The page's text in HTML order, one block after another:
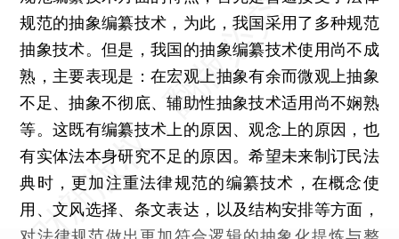
规范的抽象编纂技术，为此，我国采用了多种规范
抽象技术。但是，我国的抽象编纂技术使用尚不成
熟，主要表现是：在宏观上抽象有余而微观上抽象
不足、抽象不彻底、辅助性抽象技术适用尚不娴熟
等。这既有编纂技术上的原因、观念上的原因，也
有实体法本身研究不足的原因。希望未来制订民法
典时，更加注重法律规范的编纂技术，在概念使
用、文风选择、条文表达，以及结构安排等方面，